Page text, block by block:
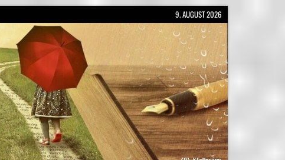
9. AUGUST 2026